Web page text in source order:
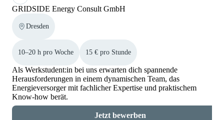
GRIDSIDE Energy Consult GmbH
Dresden
10–20 h pro Woche 15 € pro Stunde
Als Werkstudent:in bei uns erwarten dich spannende
Herausforderungen in einem dynamischen Team, das
Energieversorger mit fachlicher Expertise und praktischem
Know-how berät.
Jetzt bewerben